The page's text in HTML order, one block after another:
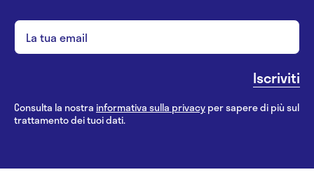
Consulta la nostra informativa sulla privacyper sapere di più sul
trattamento dei tuoi dati.